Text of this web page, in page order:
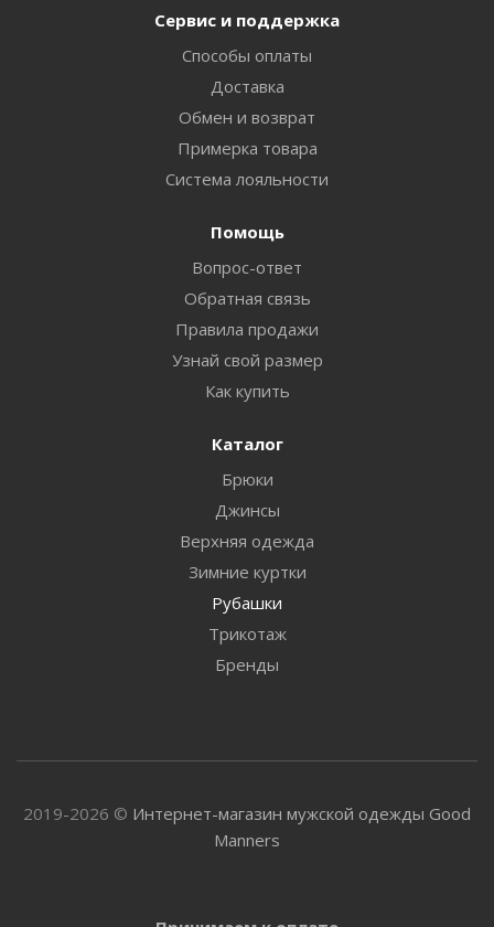
Сервис и поддержка
Способы оплаты
Доставка
Обмен и возврат
Примерка товара
Система лояльности
Помощь
Вопрос-ответ
Обратная связь
Правила продажи
Узнай свой размер
Как купить
Каталог
Брюки
Джинсы
Верхняя одежда
Зимние куртки
Рубашки
Трикотаж
Бренды
2019-2026 © Интернет-магазин мужской одежды Good
Manners